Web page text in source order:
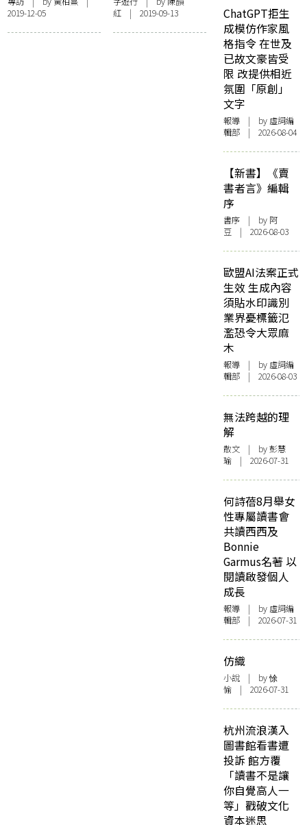
2019-12-05
紅| 2019-09-13
ChatGPT拒生
成模仿作家風
格指令 在世及
已故文豪皆受
限 改提供相近
氛圍「原創」
文字
報導 | by 虛詞編
輯部 | 2026-08-04
【新書】《賣
書者言》編輯
序
書序 | by 阿
豆 | 2026-08-03
歐盟AI法案正式
生效 生成內容
須貼水印識別
業界憂標籤氾
濫恐令大眾麻
木
報導 | by 虛詞編
輯部 | 2026-08-03
無法跨越的理
解
散文 | by 彭慧
瑜 | 2026-07-31
何詩蓓8月舉女
性專屬讀書會
共讀西西及
Bonnie
Garmus名著 以
閱讀啟發個人
成長
報導 | by 虛詞編
輯部 | 2026-07-31
仿織
小說 | by 悇
愉 | 2026-07-31
杭州流浪漢入
圖書館看書遭
投訴 館方覆
「讀書不是讓
你自覺高人一
等」戳破文化
資本迷思